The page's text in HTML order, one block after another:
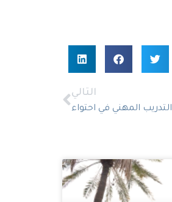
التالي
التدريب المهني في احتواء